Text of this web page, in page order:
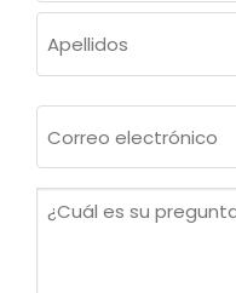
Nombre
electrónico
¿Cuál